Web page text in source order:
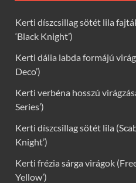
Kerti díszcsillag sötét lila
‘Black Knight’)
Kerti dália labda formájú
Deco’)
Kerti verbéna hosszú
Series’)
Kerti díszcsillag sötét lila
Knight’)
Kerti frézia sárga virágok
Yellow’)